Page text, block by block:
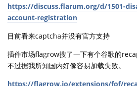
https://discuss.flarum.org/d/1501-
account-registration
目前看来captcha并没有官方支持
插件市场flagrow搜了一下有个谷歌的
不过据我所知国内好像容易加载失败。
https://flagrow.io/extensions/fof/